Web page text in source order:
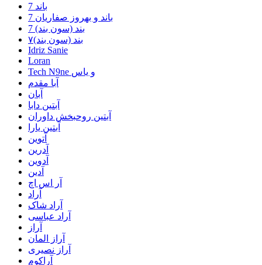
7 باند
7 باند و بهروز صفاریان
7 بند (سون بند)
۷بند (سون بند)
Idriz Sanie
Loran
Tech N9ne و یاس
آبا مقدم
آبان
آبتین دابا
آبتین روحبخش داوران
آبتین یارا
آتوین
آدرین
آدوین
آدین
آر اس اچ
آراد
آراد شاک
آراد عباسی
آراز
آراز المان
آراز نصیری
آراکوم